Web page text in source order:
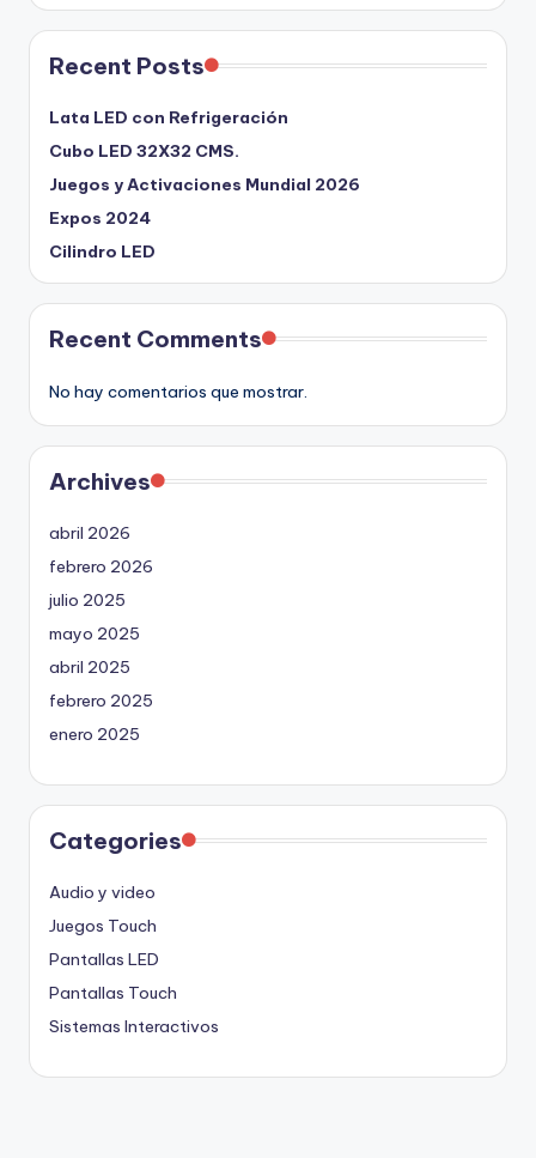
Recent Posts
Lata LED con Refrigeración
Cubo LED 32X32 CMS.
Juegos y Activaciones Mundial 2026
Expos 2024
Cilindro LED
Recent Comments
No hay comentarios que mostrar.
Archives
abril 2026
febrero 2026
julio 2025
mayo 2025
abril 2025
febrero 2025
enero 2025
Categories
Audio y video
Juegos Touch
Pantallas LED
Pantallas Touch
Sistemas Interactivos